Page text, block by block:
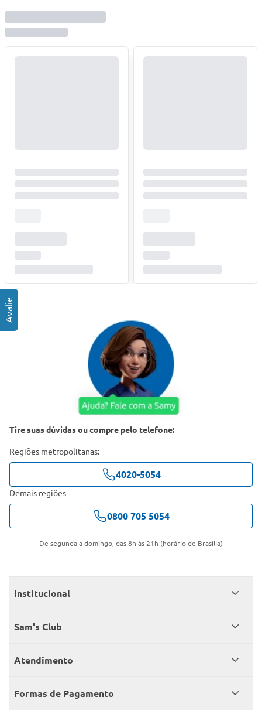
Tire suas dúvidas ou compre pelo telefone:
Regiões metropolitanas:
4020-5054
Demais regiões
0800 705 5054
De segunda a domingo, das 8h às 21h (horário de Brasília)
Institucional
Quem somos
Encontre um Clube
Sam's Club
Seja sócio
Member’s Mark
Atendimento
Fale conosco
Atendimento em libras
Formas de Pagamento